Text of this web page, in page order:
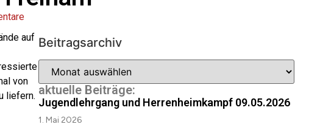
auf
von
liefern.
Beitragsarchiv
aktuelle Beiträge:
Jugendlehrgang und Herrenheimkampf 09.05.2026
1. Mai 2026